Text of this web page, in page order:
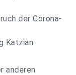
der Corona-
Katzian.
anderen